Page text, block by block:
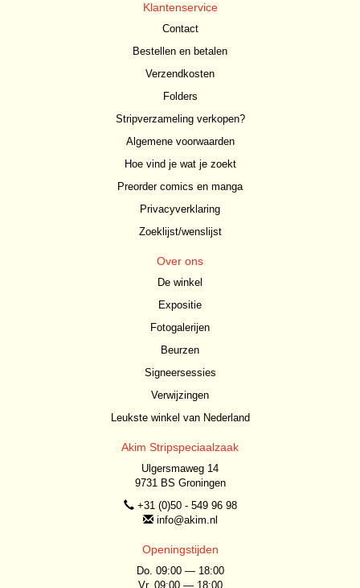
Klantenservice
Contact
Bestellen en betalen
Verzendkosten
Folders
Stripverzameling verkopen?
Algemene voorwaarden
Hoe vind je wat je zoekt
Preorder comics en manga
Privacyverklaring
Zoeklijst/wenslijst
Over ons
De winkel
Expositie
Fotogalerijen
Beurzen
Signeersessies
Verwijzingen
Leukste winkel van Nederland
Akim Stripspeciaalzaak
Ulgersmaweg 14
9731 BS Groningen
+31 (0)50 - 549 96 98
info@akim.nl
Openingstijden
Do. 09:00 — 18:00
Vr. 09:00 — 18:00